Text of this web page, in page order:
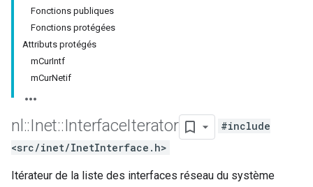
Fonctions publiques
Fonctions protégées
Attributs protégés
mCurIntf
mCurNetif
nl ::Inet::InterfaceIterator
#include
<src/inet/InetInterface.h>
Itérateur de la liste des interfaces réseau du système